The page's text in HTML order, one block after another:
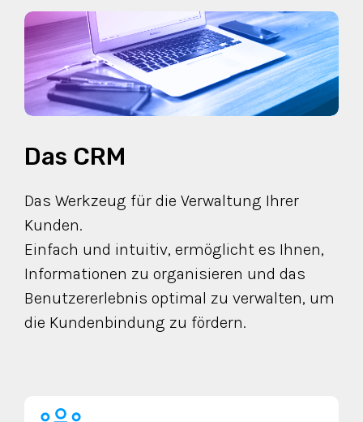
Das CRM
Das Werkzeug für die Verwaltung Ihrer
Kunden.
Einfach und intuitiv, ermöglicht es Ihnen,
Informationen zu organisieren und das
Benutzererlebnis optimal zu verwalten, um
die Kundenbindung zu fördern.